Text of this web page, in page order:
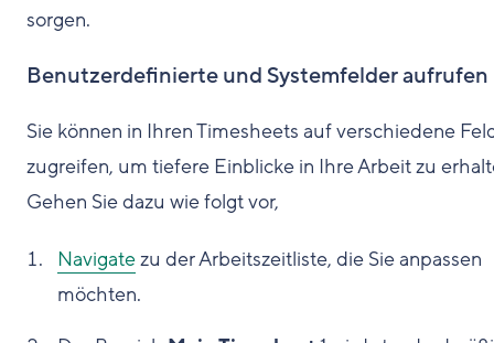
sorgen.
Benutzerdefinierte und Systemfelder aufrufen
Sie können in Ihren Timesheets auf verschiedene
zugreifen, um tiefere Einblicke in Ihre Arbeit zu
Gehen Sie dazu wie folgt vor,
Navigatezu der Arbeitszeitliste, die Sie anpassen
möchten.